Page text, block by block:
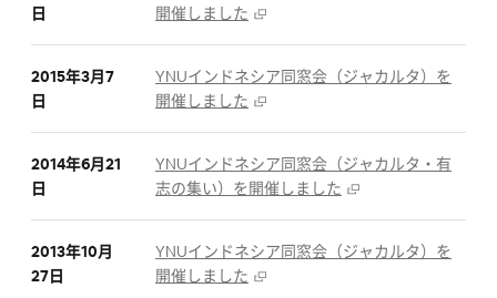
日
開催しました
2015年3月7
日
YNUインドネシア同窓会（ジャカルタ）を
開催しました
2014年6月21
日
YNUインドネシア同窓会（ジャカルタ・有
志の集い）を開催しました
2013年10月
27日
YNUインドネシア同窓会（ジャカルタ）を
開催しました